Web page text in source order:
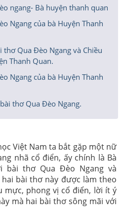
ngang- Bà huyện thanh quan
Ngang của bà Huyện Thanh
thơ Qua Đèo Ngang và Chiều
Thanh Quan.
Ngang của bà Huyện Thanh
thơ Qua Đèo Ngang.
Việt Nam ta bắt gặp một nữ
nhã cổ điển, ấy chính là Bà
bài thơ Qua Đèo Ngang và
bài thơ này được làm theo
phong vị cổ điển, lời ít ý
mà hai bài thơ sông mãi với